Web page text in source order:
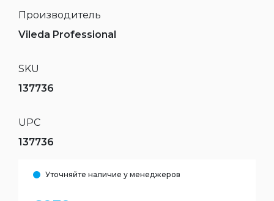
Производитель
Vileda Professional
SKU
137736
UPC
137736
Уточняйте наличие у менеджеров